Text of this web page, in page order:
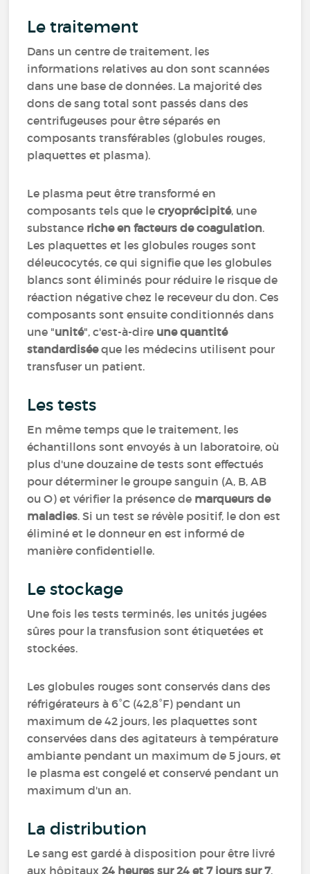
Le traitement
Dans un centre de traitement, les
informations relatives au don sont scannées
dans une base de données. La majorité des
dons de sang total sont passés dans des
centrifugeuses pour être séparés en
composants transférables (globules rouges,
plaquettes et plasma).
Le plasma peut être transformé en
composants tels que lecryoprécipité, une
substance riche en facteurs de coagulation.
Les plaquettes et les globules rouges sont
déleucocytés, ce qui signifie que les globules
blancs sont éliminés pour réduire le risque de
réaction négative chez le receveur du don. Ces
composants sont ensuite conditionnés dans
une "unité", c'est-à-dire une quantité
standardiséeque les médecins utilisent pour
transfuser un patient.
Les tests
En même temps que le traitement, les
échantillons sont envoyés à un laboratoire, où
plus d'une douzaine de tests sont effectués
pour déterminer le groupe sanguin (A, B, AB
ou O) et vérifier la présence de marqueurs de
maladies. Si un test se révèle positif, le don est
éliminé et le donneur en est informé de
manière confidentielle.
Le stockage
Une fois les tests terminés, les unités jugées
sûres pour la transfusion sont étiquetées et
stockées.
Les globules rouges sont conservés dans des
réfrigérateurs à 6°C (42,8°F) pendant un
maximum de 42 jours, les plaquettes sont
conservées dans des agitateurs à température
ambiante pendant un maximum de 5 jours, et
le plasma est congelé et conservé pendant un
maximum d'un an.
La distribution
Le sang est gardé à disposition pour être livré
aux hôpitaux24 heures sur 24 et 7 jours sur 7.